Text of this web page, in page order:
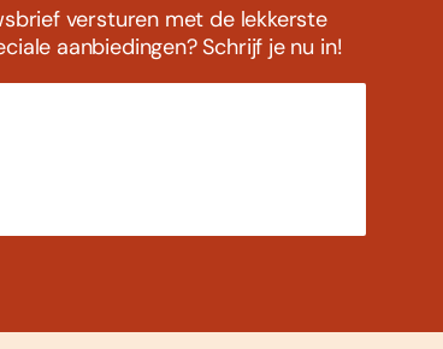
versturen met de lekkerste
aanbiedingen? Schrijf je nu in!